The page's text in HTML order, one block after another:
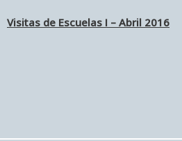
Visitas de Escuelas I – Abril 2016